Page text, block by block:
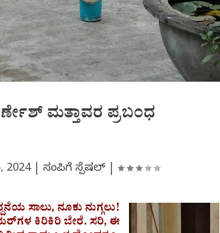
ಮತ್ತಾವರ ಪ್ರಬಂಧ
2024| ಸಂಪಿಗೆ ಸ್ಪೆಷಲ್|
ಸಾಲು, ನೂಕು ನುಗ್ಗಲು!
ಕಿರಿಕಿರಿ ಬೇರೆ. ಸರಿ, ಈ